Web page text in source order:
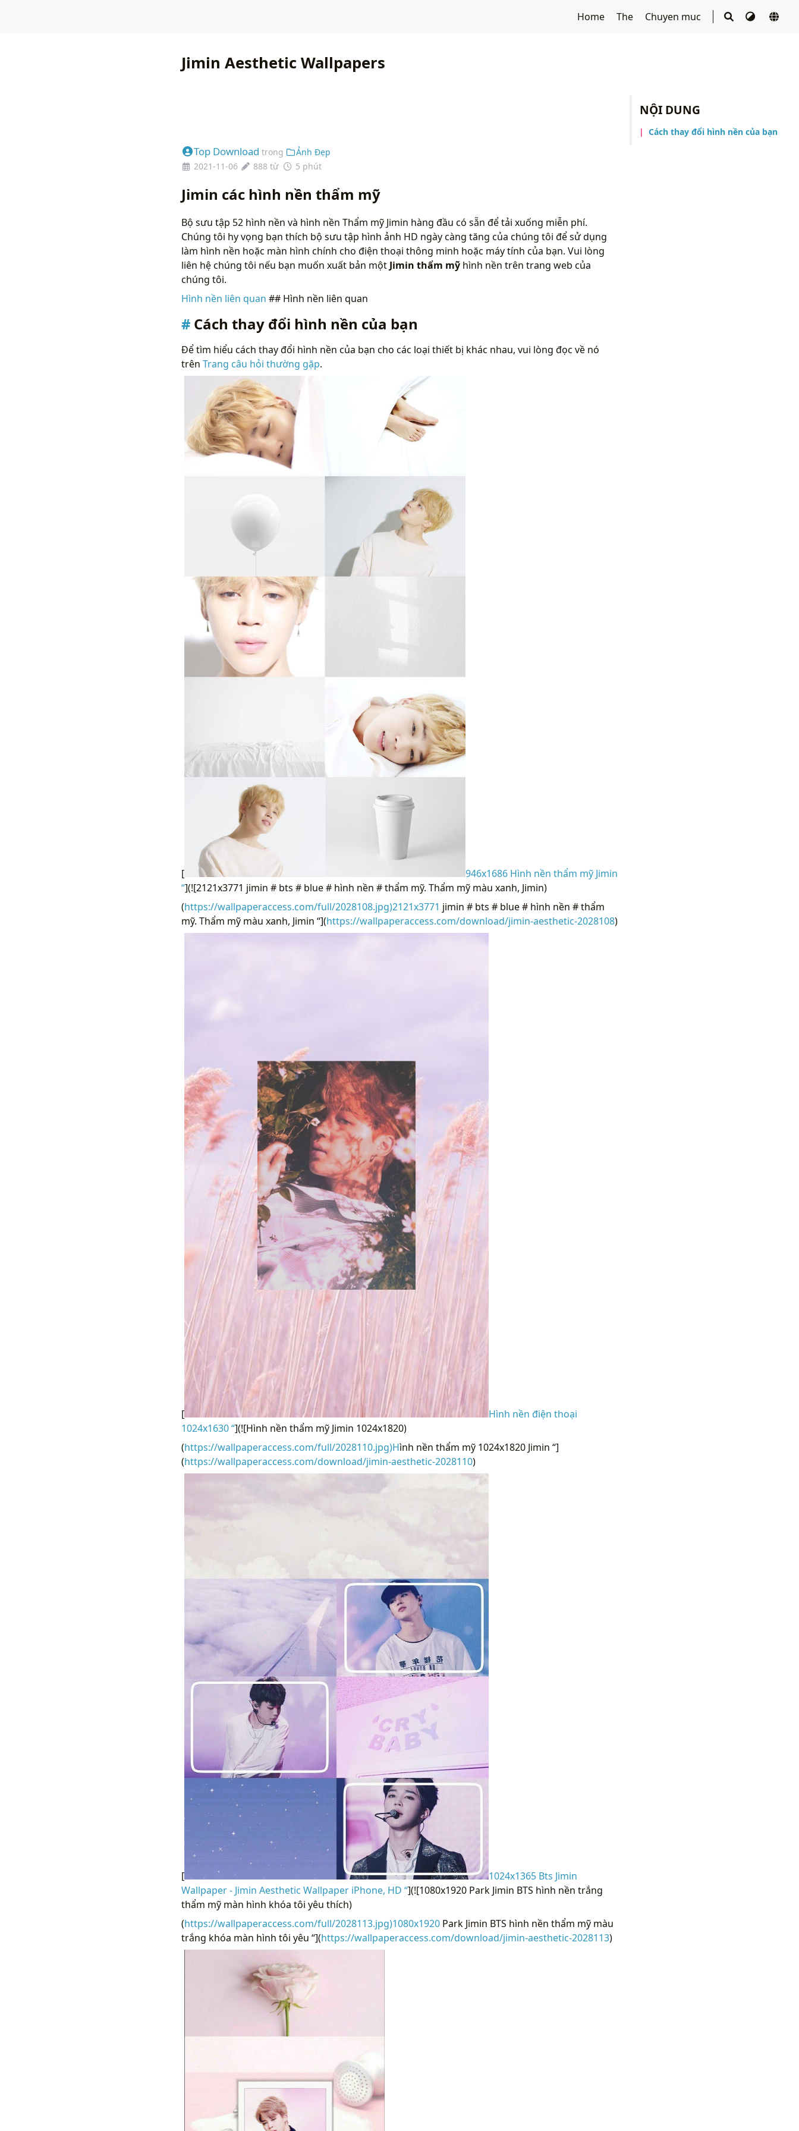
Home The Chuyen muc
NỘI DUNG
Cách thay đổi hình nền của bạn
Jimin Aesthetic Wallpapers
Top Download trong
Ảnh Đẹp
2021-11-06
888 từ 5 phút
Jimin các hình nền thẩm mỹ
Bộ sưu tập 52 hình nền và hình nền Thẩm mỹ Jimin hàng đầu có sẵn để tải xuống miễn phí.
Chúng tôi hy vọng bạn thích bộ sưu tập hình ảnh HD ngày càng tăng của chúng tôi để sử dụng
làm hình nền hoặc màn hình chính cho điện thoại thông minh hoặc máy tính của bạn. Vui lòng
liên hệ chúng tôi nếu bạn muốn xuất bản một Jimin thẩm mỹhình nền trên trang web của
chúng tôi.
Hình nền liên quan ## Hình nền liên quan
Cách thay đổi hình nền của bạn
Để tìm hiểu cách thay đổi hình nền của bạn cho các loại thiết bị khác nhau, vui lòng đọc về nó
trên Trang câu hỏi thường gặp.
[
946x1686 Hình nền thẩm mỹ Jimin
“](![2121x3771 jimin # bts # blue # hình nền # thẩm mỹ. Thẩm mỹ màu xanh, Jimin)
(https://wallpaperaccess.com/full/2028108.jpg)2121x3771 jimin # bts # blue # hình nền # thẩm
mỹ. Thẩm mỹ màu xanh, Jimin “](https://wallpaperaccess.com/download/jimin-aesthetic-2028108)
[
Hình nền điện thoại
1024x1630 “](![Hình nền thẩm mỹ Jimin 1024x1820)
(https://wallpaperaccess.com/full/2028110.jpg)Hình nền thẩm mỹ 1024x1820 Jimin “]
(https://wallpaperaccess.com/download/jimin-aesthetic-2028110)
[
1024x1365 Bts Jimin
Wallpaper - Jimin Aesthetic Wallpaper iPhone, HD “](![1080x1920 Park Jimin BTS hình nền trắng
thẩm mỹ màn hình khóa tôi yêu thích)
(https://wallpaperaccess.com/full/2028113.jpg)1080x1920Park Jimin BTS hình nền thẩm mỹ màu
trắng khóa màn hình tôi yêu “](https://wallpaperaccess.com/download/jimin-aesthetic-2028113)